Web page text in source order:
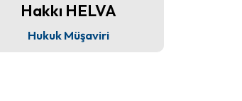
Hakkı HELVA
Hukuk Müşaviri